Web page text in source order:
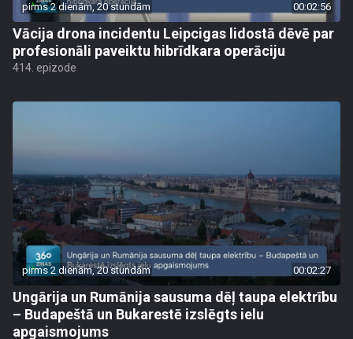
pirms 2 dienām, 20 stundām 00:02:56
Vācija drona incidentu Leipcigas lidostā dēvē par
profesionāli paveiktu hibrīdkara operāciju
414. epizode
pirms 2 dienām, 20 stundām 00:02:27
Ungārija un Rumānija sausuma dēļ taupa elektrību
– Budapeštā un Bukarestē izslēgts ielu
apgaismojums